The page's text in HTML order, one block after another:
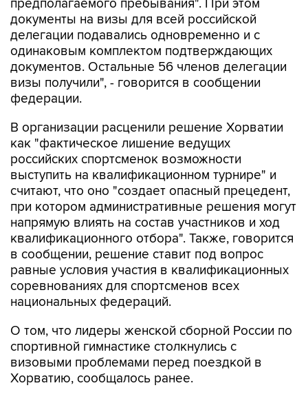
делегации подавались одновременно и с
одинаковым комплектом подтверждающих
документов. Остальные 56 членов делегации
визы получили", - говорится в сообщении
федерации.
В организации расценили решение Хорватии
российских спортсменок возможности
выступить на квалификационном турнире" и
считают, что оно "создает опасный прецедент,
при котором административные решения могут
напрямую влиять на состав участников и ход
квалификационного отбора". Также, говорится
в сообщении, решение ставит под вопрос
равные условия участия в квалификационных
соревнованиях для спортсменов всех
национальных федераций.
О том, что лидеры женской сборной России по
визовыми проблемами перед поездкой в
Хорватию, сообщалось ранее.
ЧЕ в Загребе пройдет с 13 по 23 августа и